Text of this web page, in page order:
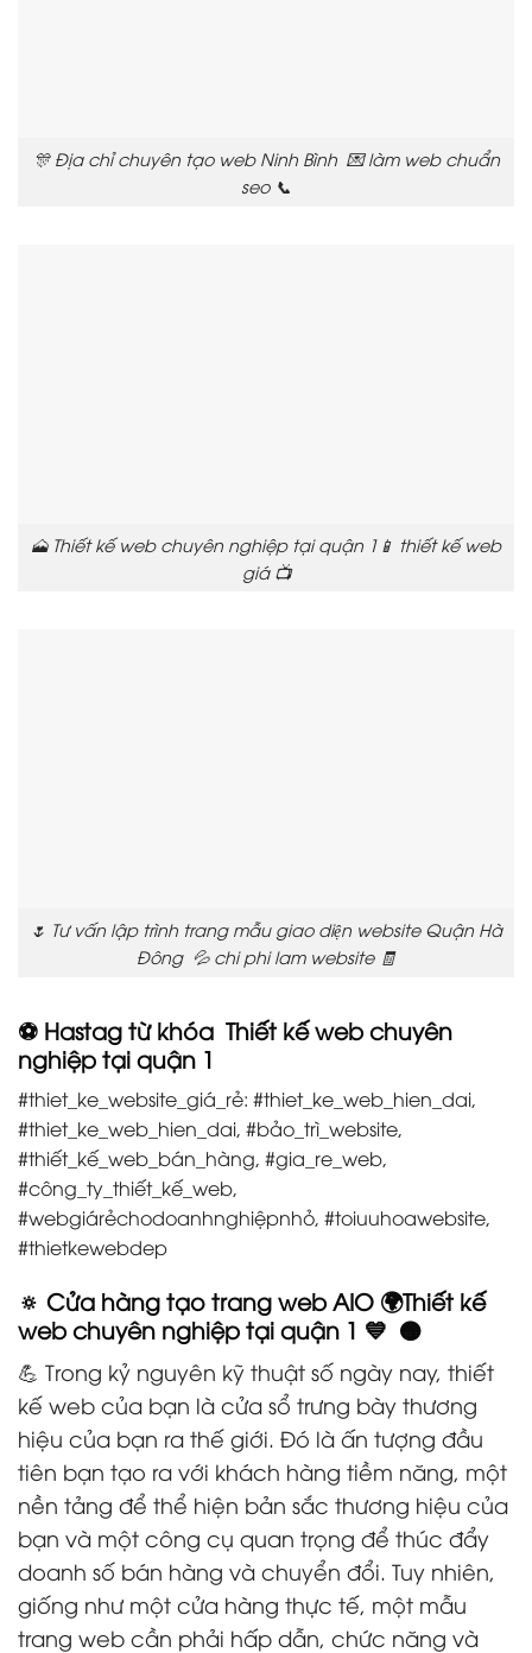
🎊 Địa chỉ chuyên tạo web Ninh Bình 💌 làm web chuẩn
seo 📞
🗻 Thiết kế web chuyên nghiệp tại quận 1📱 thiết kế web
giá 📺
🌷 Tư vấn lập trình trang mẫu giao diện website Quận Hà
Đông 💦 chi phi lam website 🧾
⚽ Hastag từ khóa Thiết kế web chuyên
nghiệp tại quận 1
#thiet_ke_website_giá_rẻ: #thiet_ke_web_hien_dai,
#thiet_ke_web_hien_dai, #bảo_trì_website,
#thiết_kế_web_bán_hàng, #gia_re_web,
#công_ty_thiết_kế_web,
#webgiárẻchodoanhnghiệpnhỏ, #toiuuhoawebsite,
#thietkewebdep
🔅 Cửa hàng tạo trang web AIO 🌍Thiết kế
web chuyên nghiệp tại quận 1 💙 🟠
💪 Trong kỷ nguyên kỹ thuật số ngày nay, thiết
kế web của bạn là cửa sổ trưng bày thương
hiệu của bạn ra thế giới. Đó là ấn tượng đầu
tiên bạn tạo ra với khách hàng tiềm năng, một
nền tảng để thể hiện bản sắc thương hiệu của
bạn và một công cụ quan trọng để thúc đẩy
doanh số bán hàng và chuyển đổi. Tuy nhiên,
giống như một cửa hàng thực tế, một mẫu
trang web cần phải hấp dẫn, chức năng và